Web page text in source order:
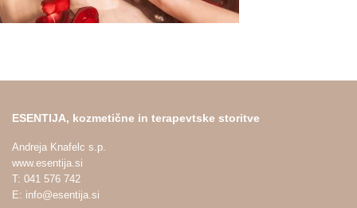
ESENTIJA, kozmetične in terapevtske storitve
Andreja Knafelc s.p.
www.esentija.si
T: 041 576 742
E: info@esentija.si